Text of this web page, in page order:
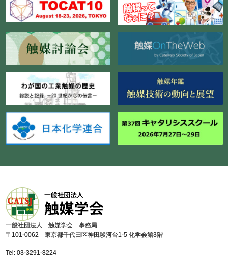
⼀般社団法⼈ 触媒学会 事務局
〒101-0062 東京都千代⽥区神⽥駿河台1-5 化学会館3階
Tel: 03-3291-8224